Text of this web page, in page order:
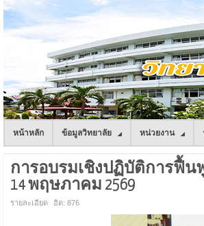
หน้าหลัก ข้อมูลวิทยาลัย หน่วยงาน
การอบรมเชิงปฏิบัติการฟื้น
14 พฤษภาคม 2569
รายละเอียด ฮิต: 876